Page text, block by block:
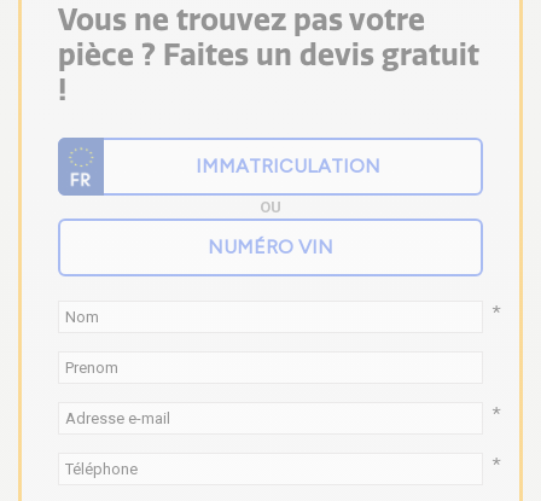
Vous ne trouvez pas votre
pièce ? Faites un devis gratuit
!
OU
*
*
*